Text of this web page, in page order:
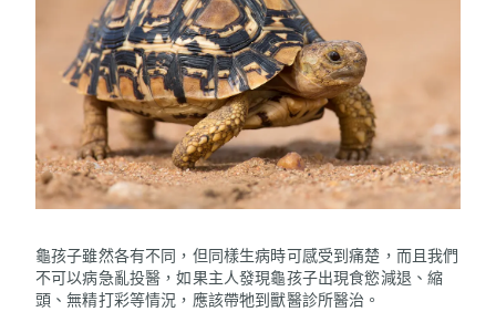
龜孩子雖然各有不同，但同樣生病時可感受到痛楚，而且我們
不可以病急亂投醫，如果主人發現龜孩子出現食慾減退、縮
頭、無精打彩等情況，應該帶牠到獸醫診所醫治。